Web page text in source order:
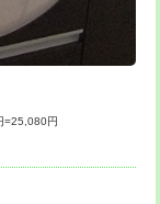
円
円
円
=25,080円